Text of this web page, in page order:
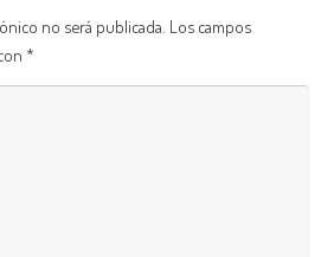
no será publicada. Los campos
*